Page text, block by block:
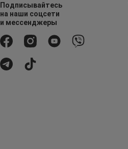
Подписывайтесь
на наши соцсети
и мессенджеры